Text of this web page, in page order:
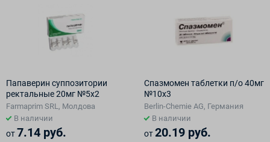
Папаверин суппозитории
ректальные 20мг №5х2
Farmaprim SRL, Молдова
В наличии
от7.14 руб.
Спазмомен таблетки п/о 40мг
№10х3
Berlin-Chemie AG, Германия
В наличии
от20.19 руб.